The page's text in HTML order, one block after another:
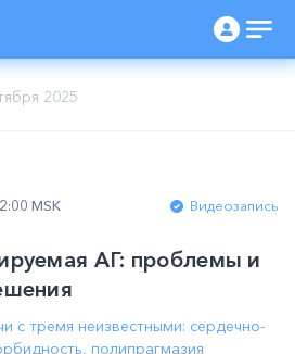
2025
MSK
Видеозапись
АГ: проблемы и
с тремя неизвестными: сердечно-
полипрагмазия